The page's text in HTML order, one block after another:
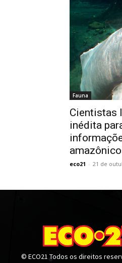
Fauna
Cientistas
inédita
eco21 - 21 de
© ECO21 Todos os direitos